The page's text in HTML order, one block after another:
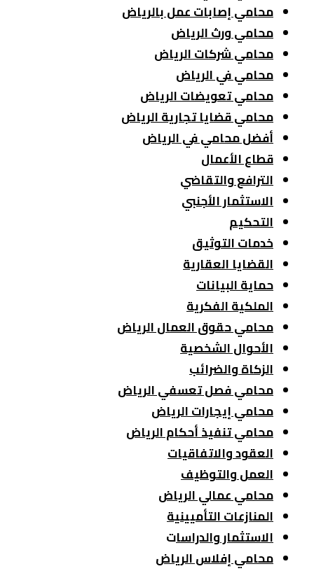
محامي إصابات عمل بالرياض
محامي ورث الرياض
محامي شركات الرياض
محامي في الرياض
محامي تعويضات الرياض
محامي قضايا تجارية الرياض
أفضل محامي في الرياض
قطاع الأعمال
الترافع والتقاضي
الاستثمار الأجنبي
التحكيم
خدمات التوثيق
القضايا العقارية
حماية البيانات
الملكية الفكرية
محامي حقوق العمال الرياض
الأحوال الشخصية
الزكاة والضرائب
محامي فصل تعسفي الرياض
محامي إيجارات الرياض
محامي تنفيذ أحكام الرياض
العقود والاتفاقيات
العمل والتوظيف
محامي عمالي الرياض
المنازعات التأميينية
الاستثمار والدراسات
محامي إفلاس الرياض